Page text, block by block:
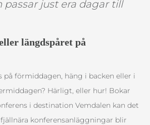
passar just era dagar till
längdspåret på
på förmiddagen, häng i backen eller i
Härligt, eller hur! Bokar
i destination Vemdalen kan det
konferensanläggningar blir